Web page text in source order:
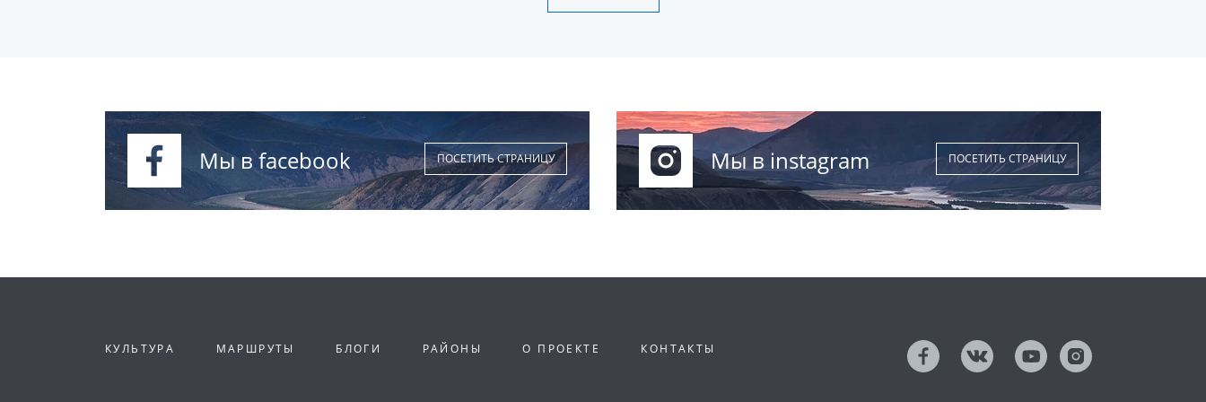
Мы в facebook ПОСЕТИТЬ СТРАНИЦУ Мы в instagram ПОСЕТИТЬ СТРАНИЦУ
КУЛЬТУРА МАРШРУТЫ БЛОГИ РАЙОНЫ О ПРОЕКТЕ КОНТАКТЫ